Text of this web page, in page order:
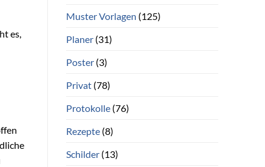
es,
Muster Vorlagen (125)
Planer(31)
Poster(3)
Privat(78)
Protokolle(76)
Rezepte(8)
Schilder(13)